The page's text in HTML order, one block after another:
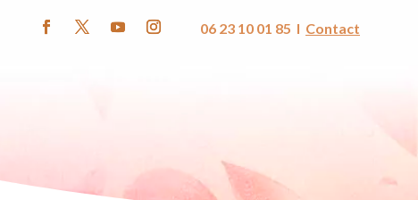
06 23 10 01 85 I Contact